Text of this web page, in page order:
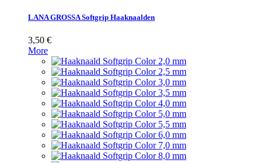
LANA GROSSA Softgrip Haaknaalden
3,50 €
More